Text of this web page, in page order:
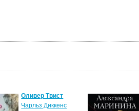
Оливер Твист
Чарльз Диккенс